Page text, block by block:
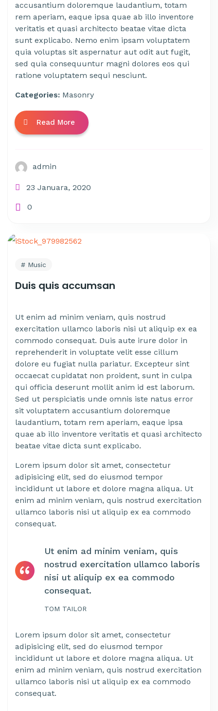
accusantium doloremque laudantium, totam
rem aperiam, eaque ipsa quae ab illo inventore
veritatis et quasi architecto beatae vitae dicta
sunt explicabo. Nemo enim ipsam voluptatem
quia voluptas sit aspernatur aut odit aut fugit,
sed quia consequuntur magni dolores eos qui
ratione voluptatem sequi nesciunt.
Categories: Masonry
Read More
admin
23 Januara, 2020
0
Music
Duis quis accumsan
Ut enim ad minim veniam, quis nostrud
exercitation ullamco laboris nisi ut aliquip ex ea
commodo consequat. Duis aute irure dolor in
reprehenderit in voluptate velit esse cillum
dolore eu fugiat nulla pariatur. Excepteur sint
occaecat cupidatat non proident, sunt in culpa
qui officia deserunt mollit anim id est laborum.
Sed ut perspiciatis unde omnis iste natus error
sit voluptatem accusantium doloremque
laudantium, totam rem aperiam, eaque ipsa
quae ab illo inventore veritatis et quasi architecto
beatae vitae dicta sunt explicabo.
Lorem ipsum dolor sit amet, consectetur
adipisicing elit, sed do eiusmod tempor
incididunt ut labore et dolore magna aliqua. Ut
enim ad minim veniam, quis nostrud exercitation
ullamco laboris nisi ut aliquip ex ea commodo
consequat.
Ut enim ad minim veniam, quis
nostrud exercitation ullamco laboris
nisi ut aliquip ex ea commodo
consequat.
TOM TAILOR
Lorem ipsum dolor sit amet, consectetur
adipisicing elit, sed do eiusmod tempor
incididunt ut labore et dolore magna aliqua. Ut
enim ad minim veniam, quis nostrud exercitation
ullamco laboris nisi ut aliquip ex ea commodo
consequat.